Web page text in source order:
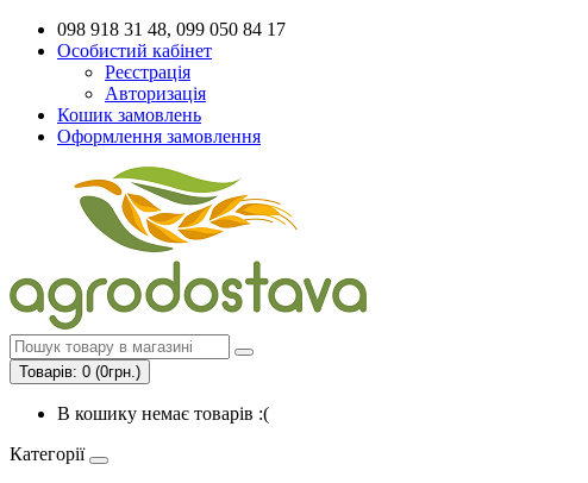
098 918 31 48, 099 050 84 17
Особистий кабінет
Реєстрація
Авторизація
Кошик замовлень
Оформлення замовлення
Товарів: 0 (0грн.)
В кошику немає товарів :(
Категорії